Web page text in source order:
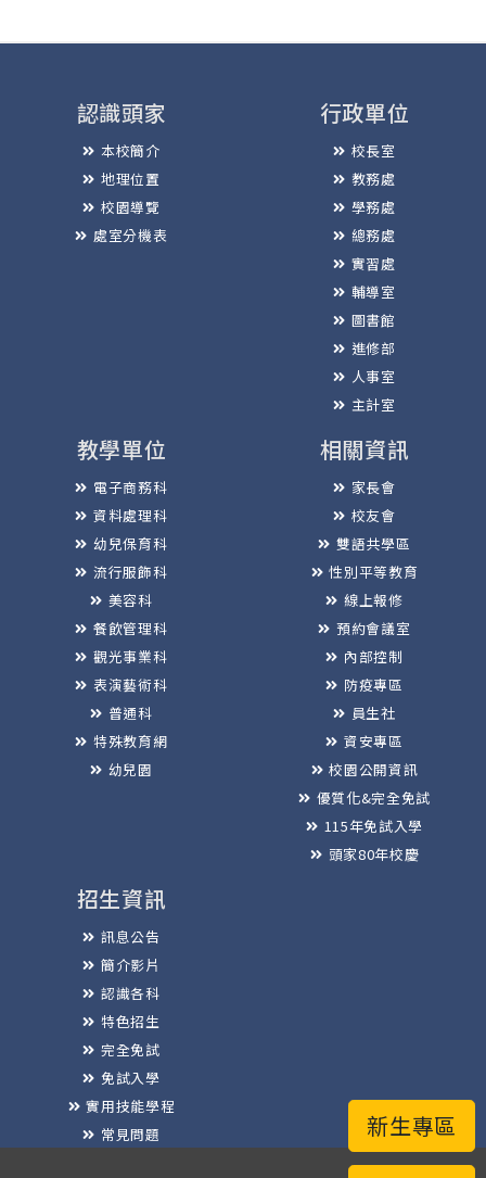
新生專區
認識頭家
本校簡介
地理位置
校園導覽
處室分機表
行政單位
校長室
教務處
學務處
總務處
實習處
輔導室
圖書館
進修部
人事室
主計室
教學單位
電子商務科
資料處理科
幼兒保育科
流行服飾科
美容科
餐飲管理科
觀光事業科
表演藝術科
普通科
特殊教育網
幼兒園
相關資訊
家長會
校友會
雙語共學區
性別平等教育
線上報修
預約會議室
內部控制
防疫專區
員生社
資安專區
校園公開資訊
優質化&完全免試
115年免試入學
頭家80年校慶
招生資訊
訊息公告
簡介影片
認識各科
特色招生
完全免試
免試入學
實用技能學程
常見問題